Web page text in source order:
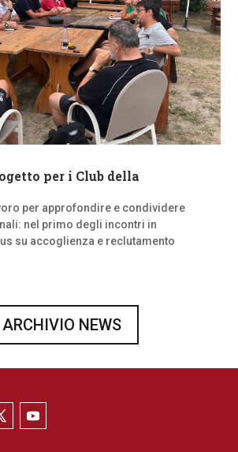
per i Club della
per approfondire e condividere
nel primo degli incontri in
su accoglienza e reclutamento
ARCHIVIO NEWS